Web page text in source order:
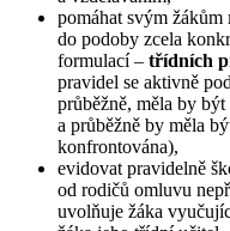
pomáhat svým žákům
do podoby zcela
formulací – třídních
pravidel se aktivně
průběžně, měla by
a průběžně by měla
konfrontována),
evidovat pravidelně
od rodičů omluvu
uvolňuje žáka